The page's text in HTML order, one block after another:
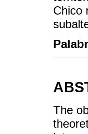
Chico
The